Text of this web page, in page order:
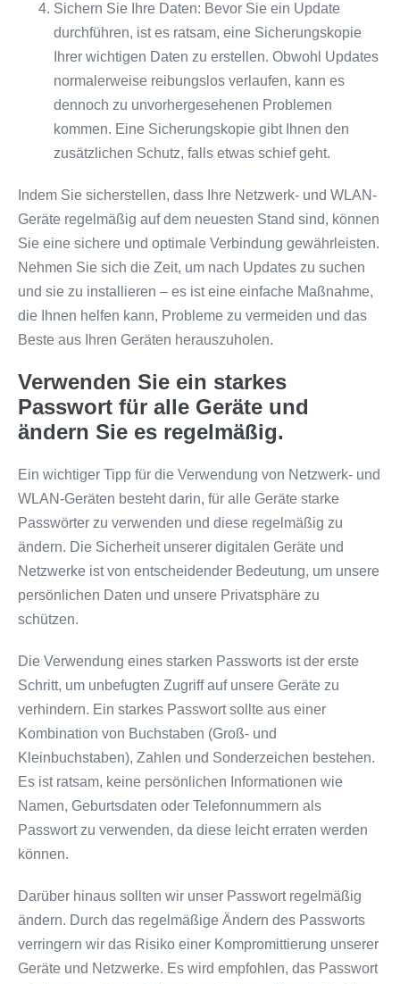
Sichern Sie Ihre Daten: Bevor Sie ein Update
durchführen, ist es ratsam, eine Sicherungskopie
Ihrer wichtigen Daten zu erstellen. Obwohl Updates
normalerweise reibungslos verlaufen, kann es
dennoch zu unvorhergesehenen Problemen
kommen. Eine Sicherungskopie gibt Ihnen den
zusätzlichen Schutz, falls etwas schief geht.
Indem Sie sicherstellen, dass Ihre Netzwerk- und WLAN-
Geräte regelmäßig auf dem neuesten Stand sind, können
Sie eine sichere und optimale Verbindung gewährleisten.
Nehmen Sie sich die Zeit, um nach Updates zu suchen
und sie zu installieren – es ist eine einfache Maßnahme,
die Ihnen helfen kann, Probleme zu vermeiden und das
Beste aus Ihren Geräten herauszuholen.
Verwenden Sie ein starkes
Passwort für alle Geräte und
ändern Sie es regelmäßig.
Ein wichtiger Tipp für die Verwendung von Netzwerk- und
WLAN-Geräten besteht darin, für alle Geräte starke
Passwörter zu verwenden und diese regelmäßig zu
ändern. Die Sicherheit unserer digitalen Geräte und
Netzwerke ist von entscheidender Bedeutung, um unsere
persönlichen Daten und unsere Privatsphäre zu
schützen.
Die Verwendung eines starken Passworts ist der erste
Schritt, um unbefugten Zugriff auf unsere Geräte zu
verhindern. Ein starkes Passwort sollte aus einer
Kombination von Buchstaben (Groß- und
Kleinbuchstaben), Zahlen und Sonderzeichen bestehen.
Es ist ratsam, keine persönlichen Informationen wie
Namen, Geburtsdaten oder Telefonnummern als
Passwort zu verwenden, da diese leicht erraten werden
können.
Darüber hinaus sollten wir unser Passwort regelmäßig
ändern. Durch das regelmäßige Ändern des Passworts
verringern wir das Risiko einer Kompromittierung unserer
Geräte und Netzwerke. Es wird empfohlen, das Passwort